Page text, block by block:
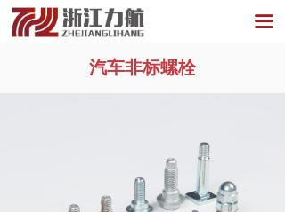
끀
汽车非标螺栓